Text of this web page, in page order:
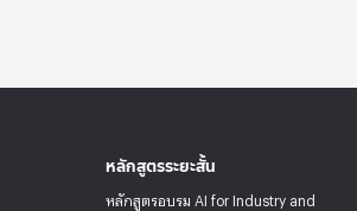
หลักสูตรระยะสั้น
หลักสูตรอบรม AI for Industry and